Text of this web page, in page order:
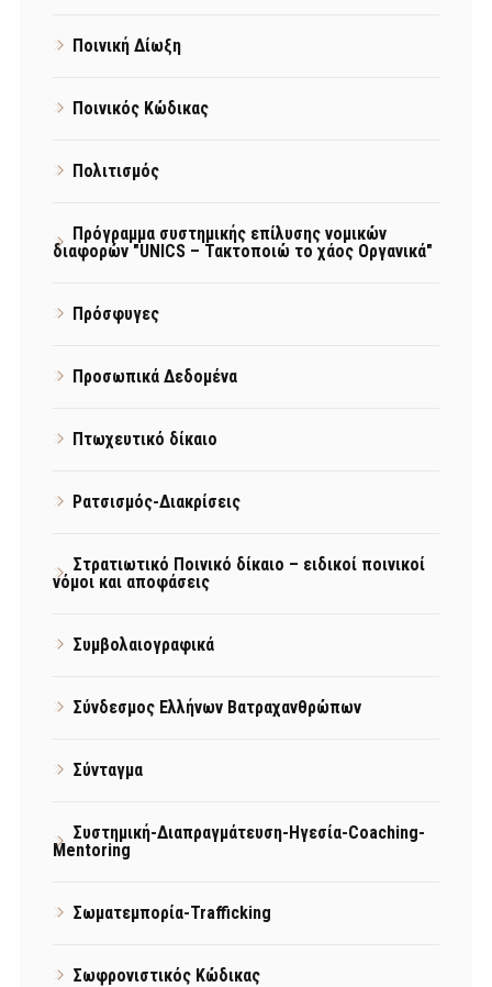
Ποινική Δίωξη
Ποινικός Κώδικας
Πολιτισμός
Πρόγραμμα συστημικής επίλυσης νομικών
διαφορών "UNICS – Τακτοποιώ το χάος Οργανικά"
Πρόσφυγες
Προσωπικά Δεδομένα
Πτωχευτικό δίκαιο
Ρατσισμός-Διακρίσεις
Στρατιωτικό Ποινικό δίκαιο – ειδικοί ποινικοί
νόμοι και αποφάσεις
Συμβολαιογραφικά
Σύνδεσμος Ελλήνων Βατραχανθρώπων
Σύνταγμα
Συστημική-Διαπραγμάτευση-Ηγεσία-Coaching-
Mentoring
Σωματεμπορία-Trafficking
Σωφρονιστικός Κώδικας